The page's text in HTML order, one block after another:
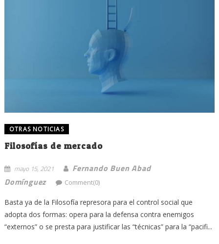
OTRAS NOTICIAS
Filosofías de mercado
mayo 15, 2021
Fernando Buen Abad
Domínguez
Comment(0)
Basta ya de la Filosofía represora para el control social que
adopta dos formas: opera para la defensa contra enemigos
“externos” o se presta para justificar las “técnicas” para la “pacifi...